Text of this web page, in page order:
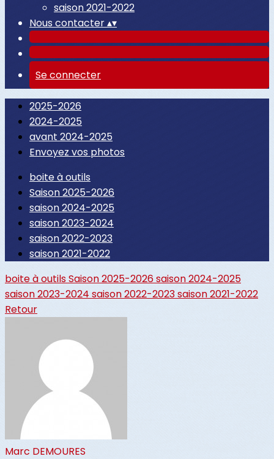
saison 2021-2022
Nous contacter▴▾
Se connecter
2025-2026
2024-2025
avant 2024-2025
Envoyez vos photos
boite à outils
Saison 2025-2026
saison 2024-2025
saison 2023-2024
saison 2022-2023
saison 2021-2022
boite à outilsSaison 2025-2026saison 2024-2025
saison 2023-2024 saison 2022-2023saison 2021-2022
Retour
Marc DEMOURES